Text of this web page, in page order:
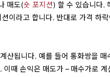
매도(숏 포지션) 할 수 있습니다.
이라고 합니다. 반대로 가격 하
산됩니다. 예를 들어 통화쌍을 매
때 손익은 매도가 – 매수가로